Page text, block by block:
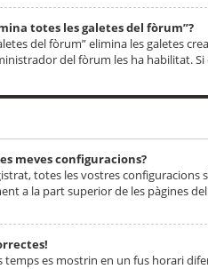
totes les galetes del fòrum”?
del fòrum” elimina les galetes
del fòrum les ha habilitat.
meves configuracions?
totes les vostres configuracions
a la part superior de les pàgines
temps es mostrin en un fus horari